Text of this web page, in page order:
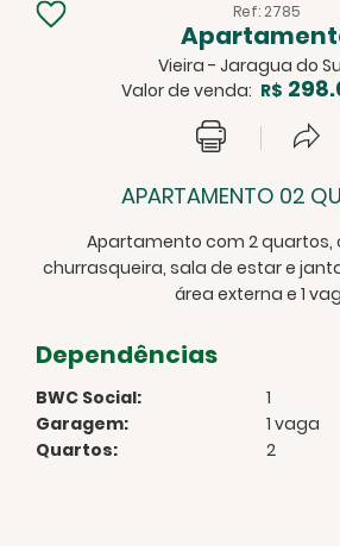
Ref: 2785
Vieira - Jaragua do
Valor de venda: R$
APARTAMENTO 02
Apartamento com 2 quartos,
churrasqueira, sala de estar e
área externa e 1
Dependências
BWC Social:
1
Garagem:
1 vaga
Quartos:
2